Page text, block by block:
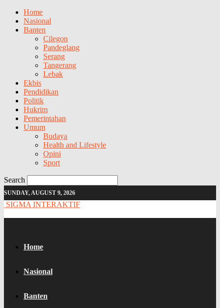
Home
Nasional
Banten
Cilegon
Pandeglang
Serang
Tangerang
Lebak
Ekbis
Pendidikan
Politik
Hukrim
Pemerintahan
Umum
Budaya
Health and Lifestyle
Opini
Sport
Search
SUNDAY, AUGUST 9, 2026
SIGMA INTERAKTIF
Home
Nasional
Banten